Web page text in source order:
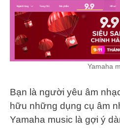
Yamaha
Bạn là người yêu âm
hữu những dụng cụ âm
Yamaha music là gợi ý